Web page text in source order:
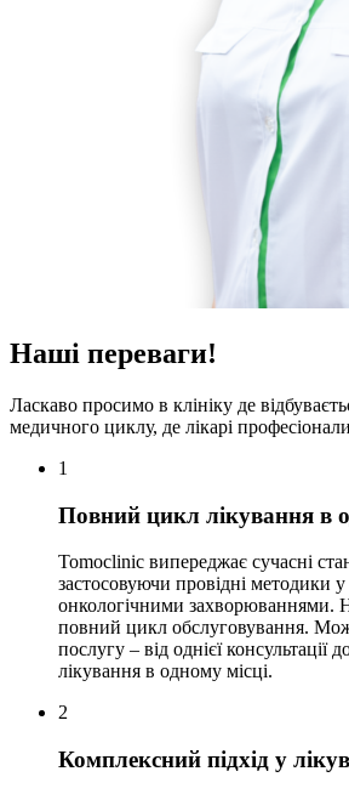
Наші переваги!
Ласкаво просимо в клініку де
медичного циклу, де лікарі
1
Повний цикл лікування в
Tomoclinic випереджає сучасні
застосовуючи провідні методики у
онкологічними захворюваннями.
повний цикл обслуговування.
послугу – від однієї консультації
лікування в одному місці.
2
Комплексний підхід у